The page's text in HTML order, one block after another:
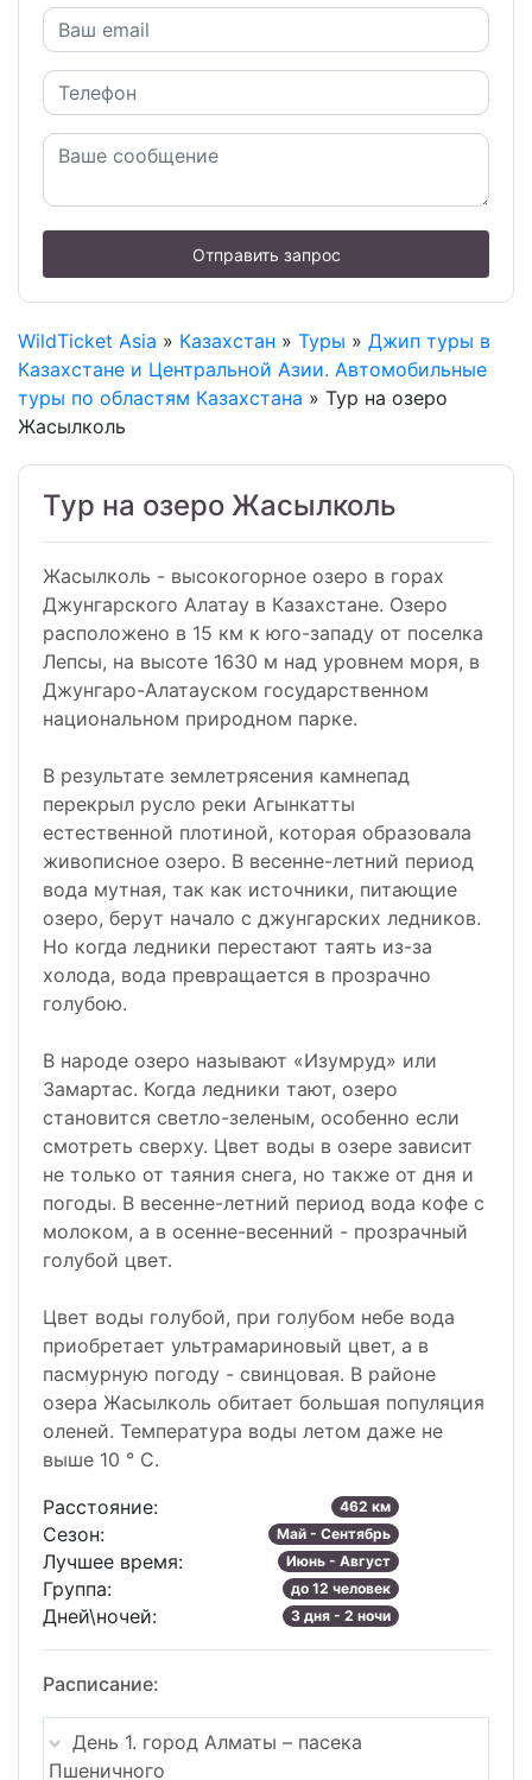
Отправить запрос
WildTicket Asia » Казахстан » Туры » Джип туры в
Казахстане и Центральной Азии. Автомобильные
туры по областям Казахстана » Тур на озеро
Жасылколь
Тур на озеро Жасылколь
Жасылколь - высокогорное озеро в горах
Джунгарского Алатау в Казахстане. Озеро
расположено в 15 км к юго-западу от поселка
Лепсы, на высоте 1630 м над уровнем моря, в
Джунгаро-Алатауском государственном
национальном природном парке.
В результате землетрясения камнепад
перекрыл русло реки Агынкатты
естественной плотиной, которая образовала
живописное озеро. В весенне-летний период
вода мутная, так как источники, питающие
озеро, берут начало с джунгарских ледников.
Но когда ледники перестают таять из-за
холода, вода превращается в прозрачно
голубою.
В народе озеро называют «Изумруд» или
Замартас. Когда ледники тают, озеро
становится светло-зеленым, особенно если
смотреть сверху. Цвет воды в озере зависит
не только от таяния снега, но также от дня и
погоды. В весенне-летний период вода кофе с
молоком, а в осенне-весенний - прозрачный
голубой цвет.
Цвет воды голубой, при голубом небе вода
приобретает ультрамариновый цвет, а в
пасмурную погоду - свинцовая. В районе
озера Жасылколь обитает большая популяция
оленей. Температура воды летом даже не
выше 10 ° C.
Расстояние:
462 км
Сезон: Май - Сентябрь
Лучшее время: Июнь - Август
Группа: до 12 человек
Дней\ночей: 3 дня - 2 ночи
Расписание:
День 1. город Алматы – пасека
Пшеничного